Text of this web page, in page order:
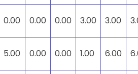
0.00 0.00 0.00 3.00 3.00
5.00 0.00 0.00 1.00 6.00